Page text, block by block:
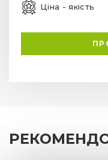
Ціна - якість